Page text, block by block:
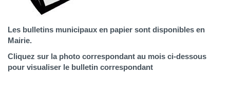
Les bulletins municipaux en papier sont disponibles en
Mairie.
Cliquez sur la photo correspondant au mois ci-dessous
pour visualiser le bulletin correspondant